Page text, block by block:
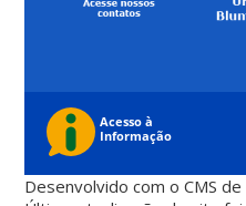
Desenvolvido com o CMS